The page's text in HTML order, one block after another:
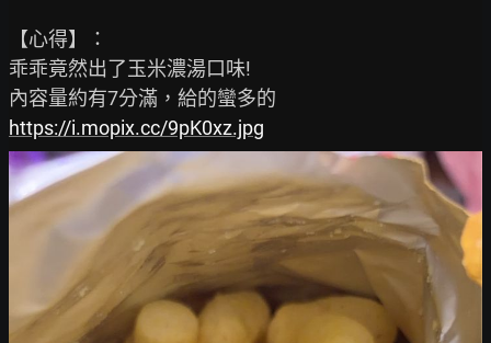
【心得】：
乖乖竟然出了玉米濃湯口味!
https://i.mopix.cc/9pK0xz.jpg